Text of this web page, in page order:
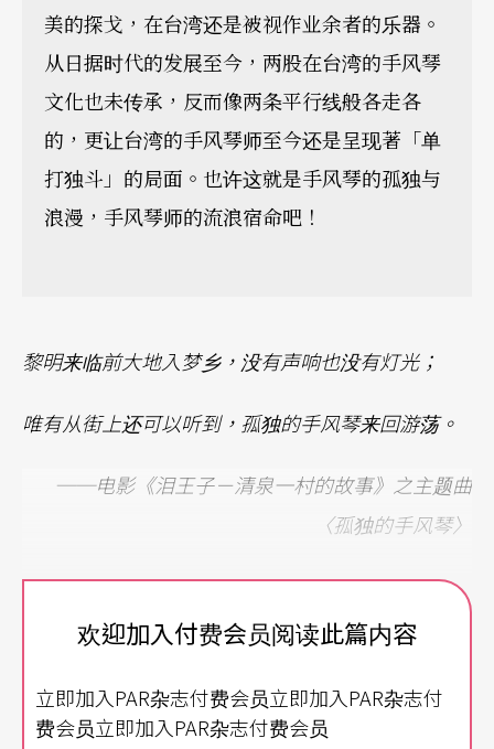
美的探戈，在台湾还是被视作业余者的乐器。
从日据时代的发展至今，两股在台湾的手风琴
文化也未传承，反而像两条平行线般各走各
的，更让台湾的手风琴师至今还是呈现著「单
打独斗」的局面。也许这就是手风琴的孤独与
浪漫，手风琴师的流浪宿命吧！
黎明来临前大地入梦乡，没有声响也没有灯光；
唯有从街上还可以听到，孤独的手风琴来回游荡。
──电影《泪王子－清泉一村的故事》之主题曲
〈孤独的手风琴〉
每个在台湾拉手风琴 （注）的人，都会告诉你手风
琴在这个国家是多么冷门的乐器：拉的人少，教的
人少，卖的人少，修的人更是少。不过近几年来，
欢迎加入付费会员阅读此篇内容
立即加入PAR杂志付费会员立即加入PAR杂志付
费会员立即加入PAR杂志付费会员